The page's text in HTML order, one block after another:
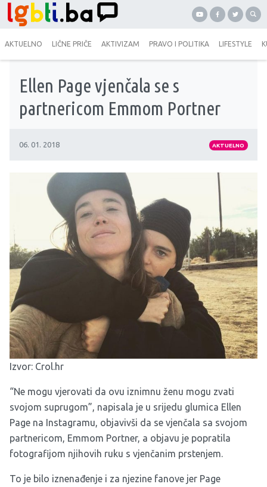
AKTUELNO LIČNE PRIČE AKTIVIZAM PRAVO I POLITIKA LIFESTYLE
Ellen Page vjenčala se s
partnericom Emmom Portner
06. 01. 2018 AKTUELNO
Izvor: Crol.hr
“Ne mogu vjerovati da ovu iznimnu ženu mogu zvati
svojom suprugom”, napisala je u srijedu glumica Ellen
Page na Instagramu, objavivši da se vjenčala sa svojom
partnericom, Emmom Portner, a objavu je popratila
fotografijom njihovih ruku s vjenčanim prstenjem.
To je bilo iznenađenje i za njezine fanove jer Page